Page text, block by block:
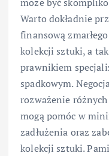
Warto dokładnie
finansową
kolekcji sztuki, a
prawnikiem
spadkowym.
rozważenie różnych
mogą pomóc w
zadłużenia oraz
kolekcji sztuki.